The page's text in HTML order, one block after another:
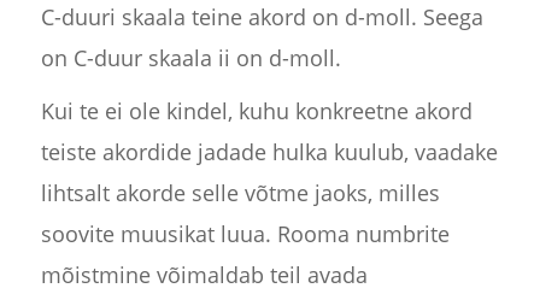
C-duuri skaala teine akord on d-moll. Seega
on C-duur skaala ii on d-moll.
Kui te ei ole kindel, kuhu konkreetne akord
teiste akordide jadade hulka kuulub, vaadake
lihtsalt akorde selle võtme jaoks, milles
soovite muusikat luua. Rooma numbrite
mõistmine võimaldab teil avada